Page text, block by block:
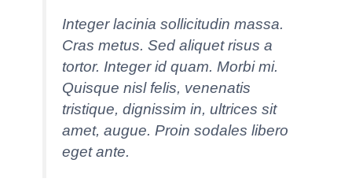
Integer lacinia sollicitudin massa.
Cras metus. Sed aliquet risus a
tortor. Integer id quam. Morbi mi.
Quisque nisl felis, venenatis
tristique, dignissim in, ultrices sit
amet, augue. Proin sodales libero
eget ante.